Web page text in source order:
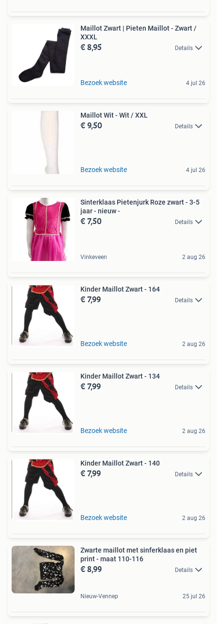
Maillot Zwart | Pieten Maillot - Zwart /
XXXL
€ 8,95 Details
Bezoek website 4 jul 26
Maillot Wit - Wit / XXL
€ 9,50 Details
Bezoek website 4 jul 26
Sinterklaas Pietenjurk Roze zwart - 3-5
jaar - nieuw -
€ 7,50 Details
Vinkeveen 2 aug 26
Kinder Maillot Zwart - 164
€ 7,99 Details
Bezoek website 2 aug 26
Kinder Maillot Zwart - 134
€ 7,99 Details
Bezoek website 2 aug 26
Kinder Maillot Zwart - 140
€ 7,99 Details
Bezoek website 2 aug 26
Zwarte maillot met sinferklaas en piet
print - maat 110-116
€ 8,99 Details
Nieuw-Vennep 25 jul 26